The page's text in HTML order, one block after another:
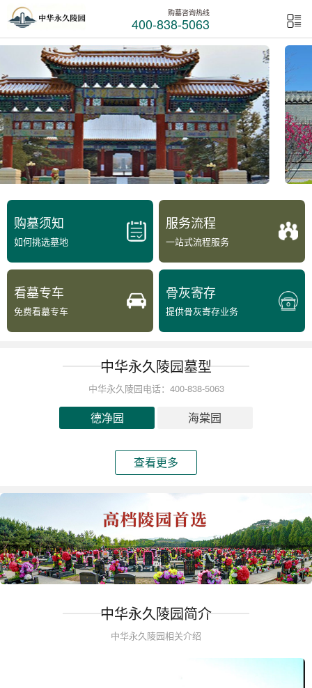
购墓咨询热线
400-838-5063
购墓须知
如何挑选墓地
服务流程
一站式流程服务
看墓专车
免费看墓专车
骨灰寄存
提供骨灰寄存业务
中华永久陵园墓型
中华永久陵园电话：400-838-5063
德净园 海棠园
查看更多
中华永久陵园简介
中华永久陵园相关介绍